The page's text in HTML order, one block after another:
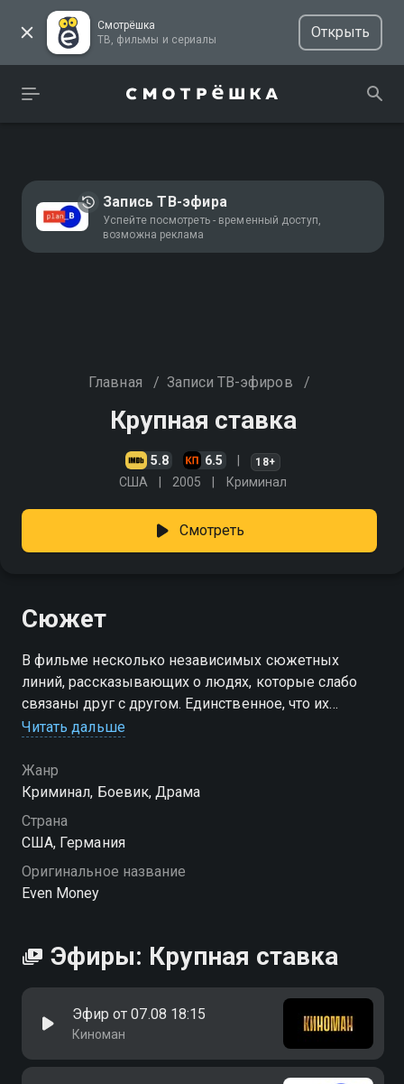
Смотрёшка
ТВ, фильмы и сериалы
Открыть
Запись ТВ-эфира
Успейте посмотреть - временный доступ,
возможна реклама
Главная / Записи ТВ-эфиров /
Крупная ставка
5.8 6.5 18+
США 2005 Криминал
Смотреть
Сюжет
В фильме несколько независимых сюжетных
линий, рассказывающих о людях, которые слабо
связаны друг с другом. Единственное, что их
объединяет, - страсть к азартным играм
Читать дальше
Жанр
Криминал, Боевик, Драма
Страна
США, Германия
Оригинальное название
Even Money
Эфиры: Крупная ставка
Эфир от 07.08 18:15
Киноман